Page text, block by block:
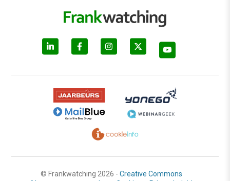
© Frankwatching 2026 - Creative Commons